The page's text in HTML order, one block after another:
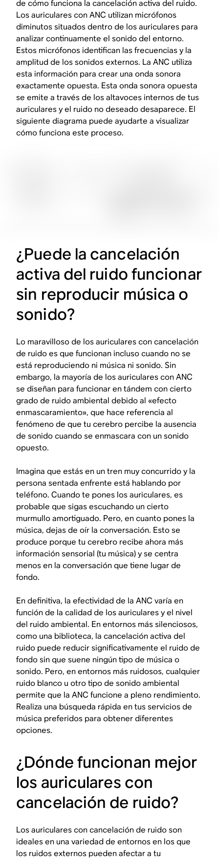
de cómo funciona la cancelación activa del ruido.
Los auriculares con ANC utilizan micrófonos
diminutos situados dentro de los auriculares para
analizar continuamente el sonido del entorno.
Estos micrófonos identifican las frecuencias y la
amplitud de los sonidos externos. La ANC utiliza
esta información para crear una onda sonora
exactamente opuesta. Esta onda sonora opuesta
se emite a través de los altavoces internos de tus
auriculares y el ruido no deseado desaparece. El
siguiente diagrama puede ayudarte a visualizar
cómo funciona este proceso.
¿Puede la cancelación
activa del ruido funcionar
sin reproducir música o
sonido?
Lo maravilloso de los auriculares con cancelación
de ruido es que funcionan incluso cuando no se
está reproduciendo ni música ni sonido. Sin
embargo, la mayoría de los auriculares con ANC
se diseñan para funcionar en tándem con cierto
grado de ruido ambiental debido al «efecto
enmascaramiento», que hace referencia al
fenómeno de que tu cerebro percibe la ausencia
de sonido cuando se enmascara con un sonido
opuesto.
Imagina que estás en un tren muy concurrido y la
persona sentada enfrente está hablando por
teléfono. Cuando te pones los auriculares, es
probable que sigas escuchando un cierto
murmullo amortiguado. Pero, en cuanto pones la
música, dejas de oír la conversación. Esto se
produce porque tu cerebro recibe ahora más
información sensorial (tu música) y se centra
menos en la conversación que tiene lugar de
fondo.
En definitiva, la efectividad de la ANC varía en
función de la calidad de los auriculares y el nivel
del ruido ambiental. En entornos más silenciosos,
como una biblioteca, la cancelación activa del
ruido puede reducir significativamente el ruido de
fondo sin que suene ningún tipo de música o
sonido. Pero, en entornos más ruidosos, cualquier
ruido blanco u otro tipo de sonido ambiental
permite que la ANC funcione a pleno rendimiento.
Realiza una búsqueda rápida en tus servicios de
música preferidos para obtener diferentes
opciones.
¿Dónde funcionan mejor
los auriculares con
cancelación de ruido?
Los auriculares con cancelación de ruido son
ideales en una variedad de entornos en los que
los ruidos externos pueden afectar a tu